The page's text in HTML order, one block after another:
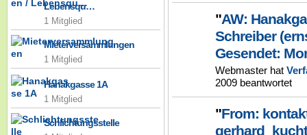
Lebensqu…
1 Mitglied
Mieterversammlungen
1 Mitglied
Hanakgasse 1A
1 Mitglied
Schlichtungsstelle
"AW: Hanakgasse
Schreiber
Gesendet:
Webmaster hat
2009 beantwortet
"From: